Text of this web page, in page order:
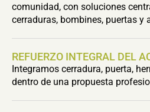
comunidad, con soluciones
cerraduras, bombines, puertas y
REFUERZO INTEGRAL DEL
Integramos cerradura, puerta,
dentro de una propuesta